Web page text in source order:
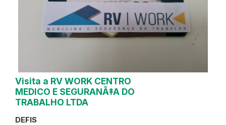
Visita a RV WORK CENTRO
MEDICO E SEGURANÃ‡A DO
TRABALHO LTDA
DEFIS